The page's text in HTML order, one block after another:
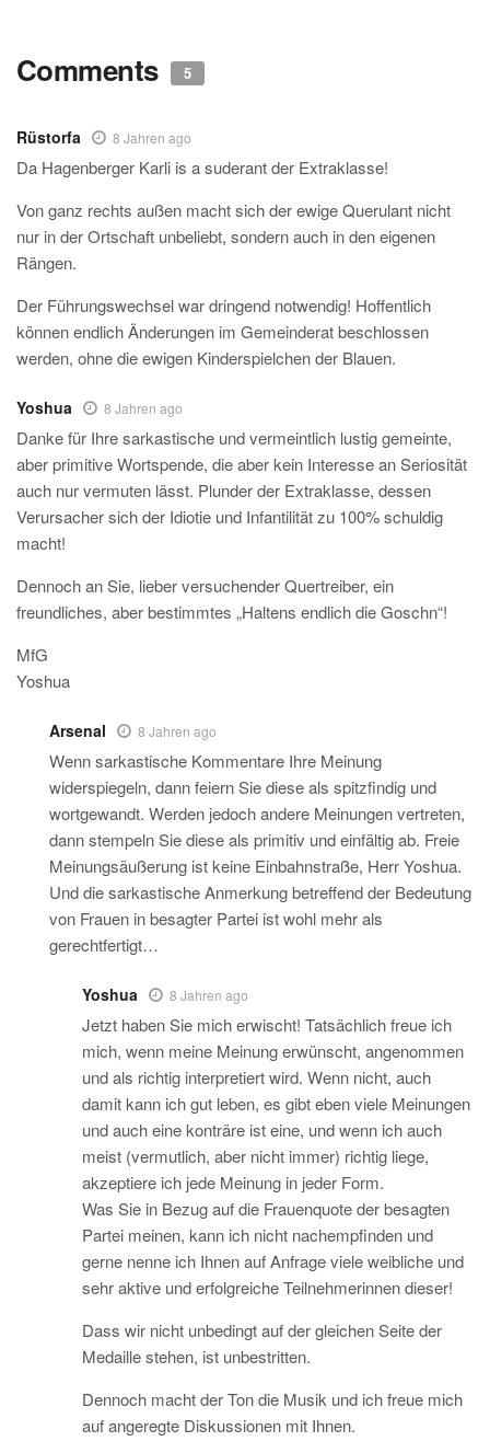
Comments 5
Rüstorfa 8 Jahren ago
Da Hagenberger Karli is a suderant der Extraklasse!
Von ganz rechts außen macht sich der ewige Querulant nicht
nur in der Ortschaft unbeliebt, sondern auch in den eigenen
Rängen.
Der Führungswechsel war dringend notwendig! Hoffentlich
können endlich Änderungen im Gemeinderat beschlossen
werden, ohne die ewigen Kinderspielchen der Blauen.
Yoshua 8 Jahren ago
Danke für Ihre sarkastische und vermeintlich lustig gemeinte,
aber primitive Wortspende, die aber kein Interesse an Seriosität
auch nur vermuten lässt. Plunder der Extraklasse, dessen
Verursacher sich der Idiotie und Infantilität zu 100% schuldig
macht!
Dennoch an Sie, lieber versuchender Quertreiber, ein
freundliches, aber bestimmtes „Haltens endlich die Goschn“!
MfG
Yoshua
Arsenal 8 Jahren ago
Wenn sarkastische Kommentare Ihre Meinung
widerspiegeln, dann feiern Sie diese als spitzfindig und
wortgewandt. Werden jedoch andere Meinungen vertreten,
dann stempeln Sie diese als primitiv und einfältig ab. Freie
Meinungsäußerung ist keine Einbahnstraße, Herr Yoshua.
Und die sarkastische Anmerkung betreffend der Bedeutung
von Frauen in besagter Partei ist wohl mehr als
gerechtfertigt…
Yoshua 8 Jahren ago
Jetzt haben Sie mich erwischt! Tatsächlich freue ich
mich, wenn meine Meinung erwünscht, angenommen
und als richtig interpretiert wird. Wenn nicht, auch
damit kann ich gut leben, es gibt eben viele Meinungen
und auch eine konträre ist eine, und wenn ich auch
meist (vermutlich, aber nicht immer) richtig liege,
akzeptiere ich jede Meinung in jeder Form.
Was Sie in Bezug auf die Frauenquote der besagten
Partei meinen, kann ich nicht nachempfinden und
gerne nenne ich Ihnen auf Anfrage viele weibliche und
sehr aktive und erfolgreiche Teilnehmerinnen dieser!
Dass wir nicht unbedingt auf der gleichen Seite der
Medaille stehen, ist unbestritten.
Dennoch macht der Ton die Musik und ich freue mich
auf angeregte Diskussionen mit Ihnen.